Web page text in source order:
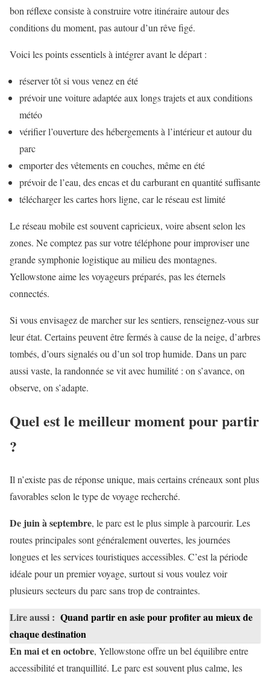
bon réflexe consiste à construire votre itinéraire autour des
conditions du moment, pas autour d’un rêve figé.
Voici les points essentiels à intégrer avant le départ :
réserver tôt si vous venez en été
prévoir une voiture adaptée aux longs trajets et aux conditions
météo
vérifier l’ouverture des hébergements à l’intérieur et autour du
parc
emporter des vêtements en couches, même en été
prévoir de l’eau, des encas et du carburant en quantité suffisante
télécharger les cartes hors ligne, car le réseau est limité
Le réseau mobile est souvent capricieux, voire absent selon les
zones. Ne comptez pas sur votre téléphone pour improviser une
grande symphonie logistique au milieu des montagnes.
Yellowstone aime les voyageurs préparés, pas les éternels
connectés.
Si vous envisagez de marcher sur les sentiers, renseignez-vous sur
leur état. Certains peuvent être fermés à cause de la neige, d’arbres
tombés, d’ours signalés ou d’un sol trop humide. Dans un parc
aussi vaste, la randonnée se vit avec humilité : on s’avance, on
observe, on s’adapte.
Quel est le meilleur moment pour partir
?
Il n’existe pas de réponse unique, mais certains créneaux sont plus
favorables selon le type de voyage recherché.
De juin à septembre, le parc est le plus simple à parcourir. Les
routes principales sont généralement ouvertes, les journées
longues et les services touristiques accessibles. C’est la période
idéale pour un premier voyage, surtout si vous voulez voir
plusieurs secteurs du parc sans trop de contraintes.
Lire aussi : Quand partir en asie pour profiter au mieux de
chaque destination
En mai et en octobre, Yellowstone offre un bel équilibre entre
accessibilité et tranquillité. Le parc est souvent plus calme, les